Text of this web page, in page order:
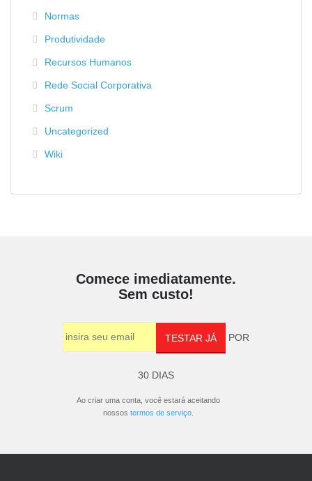
Normas
Produtividade
Recursos Humanos
Rede Social Corporativa
Scrum
Uncategorized
Wiki
Comece imediatamente.
Sem custo!
TESTAR JÁ POR
30 DIAS
Ao criar uma conta, você estará aceitando
nossos termos de serviço.